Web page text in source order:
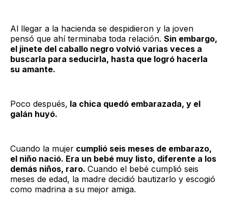
Al llegar a la hacienda se despidieron y la joven
pensó que ahí terminaba toda relación. Sin embargo,
el jinete del caballo negro volvió varias veces a
buscarla para seducirla, hasta que logró hacerla
su amante.
Poco después, la chica quedó embarazada, y el
galán huyó.
Cuando la mujer cumplió seis meses de embarazo,
el niño nació. Era un bebé muy listo, diferente a los
demás niños, raro. Cuando el bebé cumplió seis
meses de edad, la madre decidió bautizarlo y escogió
como madrina a su mejor amiga.